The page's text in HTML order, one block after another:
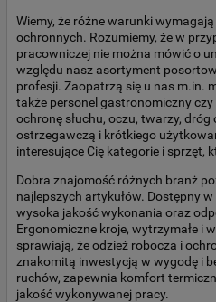
Wiemy, że różne warunki
ochronnych. Rozumiemy, że w
pracowniczej nie można mówić o
względu nasz asortyment
profesji. Zaopatrzą się u nas m.in.
także personel gastronomiczny
ochronę słuchu, oczu, twarzy,
ostrzegawczą i krótkiego
interesujące Cię kategorie i sprzęt,
Dobra znajomość różnych branż
najlepszych artykułów. Dostępny
wysoka jakość wykonania oraz
Ergonomiczne kroje, wytrzymałe i
sprawiają, że odzież robocza i
znakomitą inwestycją w wygodę i
ruchów, zapewnia komfort
jakość wykonywanej pracy.